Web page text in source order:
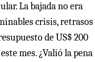
La bajada no era
crisis, retrasos
de US$ 200
mes. ¿Valió la pena